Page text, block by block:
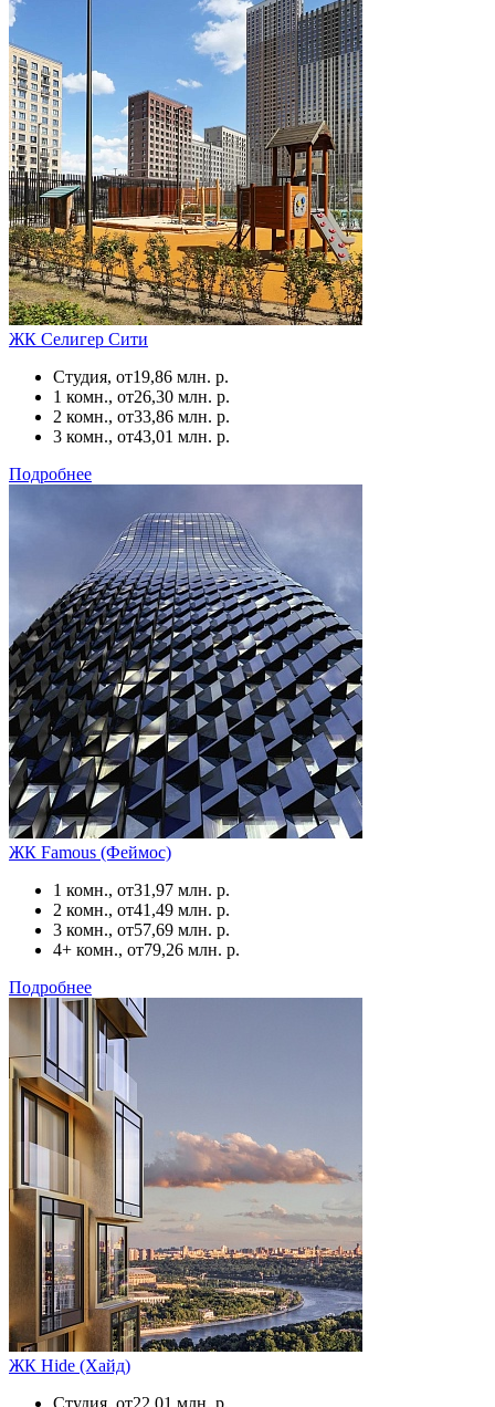
ЖК Селигер Сити
Студия, от19,86 млн. р.
1 комн., от26,30 млн. р.
2 комн., от33,86 млн. р.
3 комн., от43,01 млн. р.
Подробнее
ЖК Famous (Феймос)
1 комн., от31,97 млн. р.
2 комн., от41,49 млн. р.
3 комн., от57,69 млн. р.
4+ комн., от79,26 млн. р.
Подробнее
ЖК Hide (Хайд)